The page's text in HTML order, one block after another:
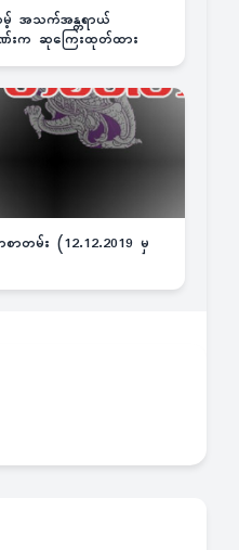
မ့် အသက်အန္တရာယ်
ဂိုဏ်းက ဆုကြေးထုတ်ထား
တမ်း (12.12.2019 မှ